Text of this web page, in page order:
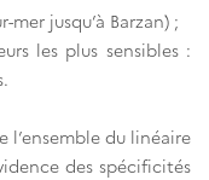
jusqu’à Barzan) ;
les plus sensibles :
l’ensemble du linéaire
des spécificités